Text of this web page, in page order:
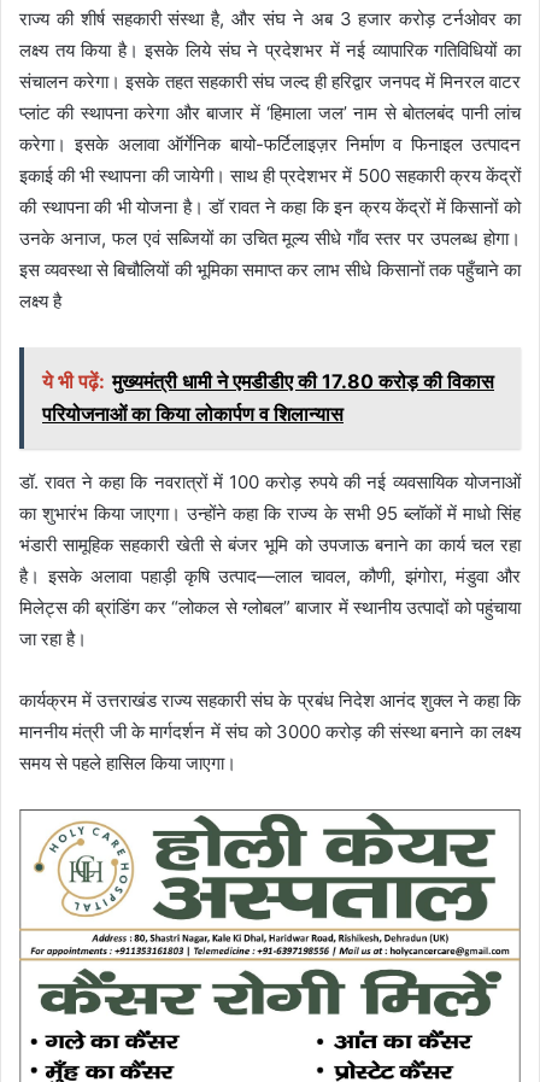
राज्य की शीर्ष सहकारी संस्था है, और संघ ने अब 3 हजार करोड़ टर्नओवर का
लक्ष्य तय किया है। इसके लिये संघ ने प्रदेशभर में नई व्यापारिक गतिविधियों का
संचालन करेगा। इसके तहत सहकारी संघ जल्द ही हरिद्वार जनपद में मिनरल वाटर
प्लांट की स्थापना करेगा और बाजार में ‘हिमाला जल’ नाम से बोतलबंद पानी लांच
करेगा। इसके अलावा ऑर्गेनिक बायो-फर्टिलाइज़र निर्माण व फिनाइल उत्पादन
इकाई की भी स्थापना की जायेगी। साथ ही प्रदेशभर में 500 सहकारी क्रय केंद्रों
की स्थापना की भी योजना है। डॉ रावत ने कहा कि इन क्रय केंद्रों में किसानों को
उनके अनाज, फल एवं सब्जियों का उचित मूल्य सीधे गाँव स्तर पर उपलब्ध होगा।
इस व्यवस्था से बिचौलियों की भूमिका समाप्त कर लाभ सीधे किसानों तक पहुँचाने का
लक्ष्य है
ये भी पढ़ें: मुख्यमंत्री धामी ने एमडीडीए की 17.80 करोड़ की विकास
परियोजनाओं का किया लोकार्पण व शिलान्यास
डॉ. रावत ने कहा कि नवरात्रों में 100 करोड़ रुपये की नई व्यवसायिक योजनाओं
का शुभारंभ किया जाएगा। उन्होंने कहा कि राज्य के सभी 95 ब्लॉकों में माधो सिंह
भंडारी सामूहिक सहकारी खेती से बंजर भूमि को उपजाऊ बनाने का कार्य चल रहा
है। इसके अलावा पहाड़ी कृषि उत्पाद—लाल चावल, कौणी, झंगोरा, मंडुवा और
मिलेट्स की ब्रांडिंग कर “लोकल से ग्लोबल” बाजार में स्थानीय उत्पादों को पहुंचाया
जा रहा है।
कार्यक्रम में उत्तराखंड राज्य सहकारी संघ के प्रबंध निदेश आनंद शुक्ल ने कहा कि
माननीय मंत्री जी के मार्गदर्शन में संघ को 3000 करोड़ की संस्था बनाने का लक्ष्य
समय से पहले हासिल किया जाएगा।